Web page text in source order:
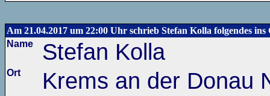
Am 21.04.2017 um 22:00 Uhr schrieb Stefan Kolla folgendes ins
Name
Stefan Kolla
Ort Krems an der Donau